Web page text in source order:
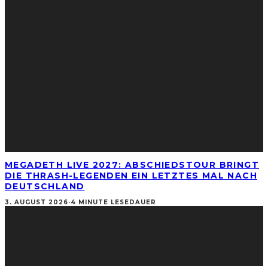
MEGADETH LIVE 2027: ABSCHIEDSTOUR BRINGT
DIE THRASH-LEGENDEN EIN LETZTES MAL NACH
DEUTSCHLAND
3. AUGUST 2026·4 MINUTE LESEDAUER